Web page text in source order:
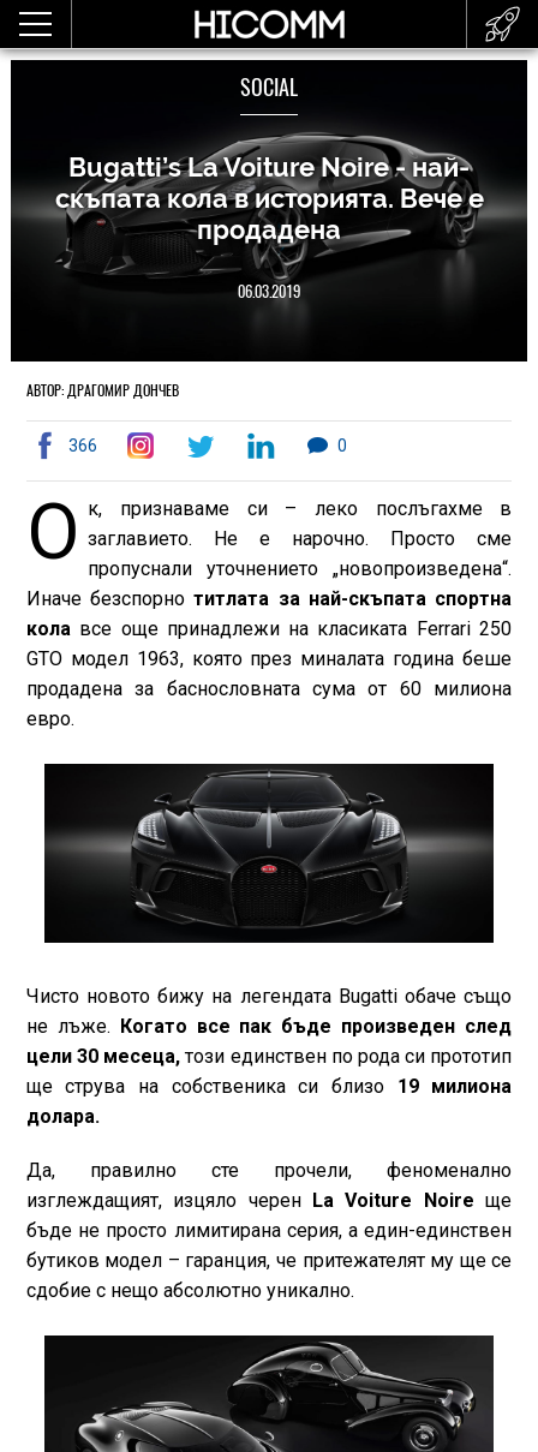
SOCIAL
Bugatti’s La Voiture Noire - най-
скъпата кола в историята. Вече е
продадена
06.03.2019
АВТОР: ДРАГОМИР ДОНЧЕВ
366 0
О к, признаваме си – леко послъгахме в
заглавието. Не е нарочно. Просто сме
пропуснали уточнението „новопроизведена“.
Иначе безспорнотитлата за най-скъпата спортна
колавсе още принадлежи на класиката Ferrari 250
GTO модел 1963, която през миналата година беше
продадена за баснословната сума от 60 милиона
евро.
Чисто новото бижу на легендата Bugatti обаче също
не лъже. Когато все пак бъде произведен след
цели 30 месеца,този единствен по рода си прототип
ще струва на собственика си близо 19 милиона
долара.
Да, правилно сте прочели, феноменално
изглеждащият, изцяло черен La Voiture Noire ще
бъде не просто лимитирана серия, а един-единствен
бутиков модел – гаранция, че притежателят му ще се
сдобие с нещо абсолютно уникално.